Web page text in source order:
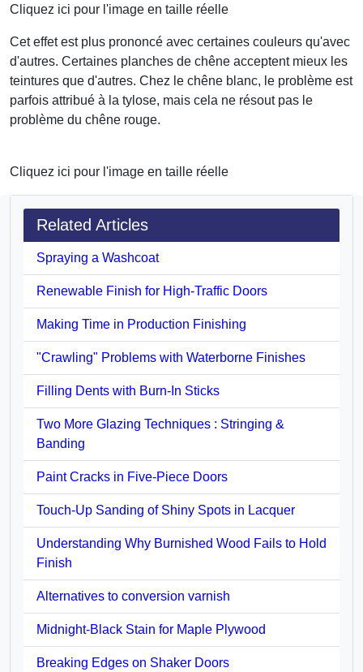
Cliquez ici pour l'image en taille réelle
Cet effet est plus prononcé avec certaines couleurs qu'avec
d'autres. Certaines planches de chêne acceptent mieux les
teintures que d'autres. Chez le chêne blanc, le problème est
parfois attribué à la tylose, mais cela ne résout pas le
problème du chêne rouge.
Cliquez ici pour l'image en taille réelle
Related Articles
Spraying a Washcoat
Renewable Finish for High-Traffic Doors
Making Time in Production Finishing
"Crawling" Problems with Waterborne Finishes
Filling Dents with Burn-In Sticks
Two More Glazing Techniques : Stringing &
Banding
Paint Cracks in Five-Piece Doors
Touch-Up Sanding of Shiny Spots in Lacquer
Understanding Why Burnished Wood Fails to Hold
Finish
Alternatives to conversion varnish
Midnight-Black Stain for Maple Plywood
Breaking Edges on Shaker Doors